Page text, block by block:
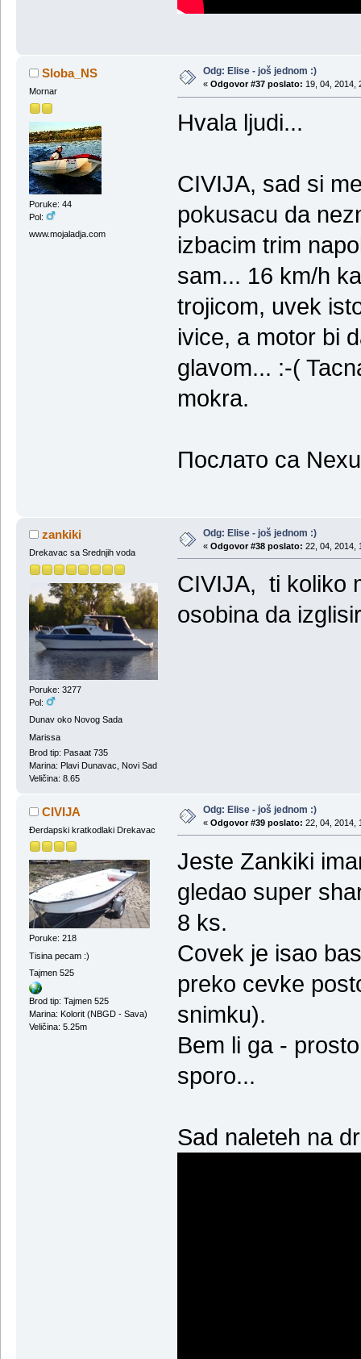
Sloba_NS
Mornar
Poruke: 44
Pol:
www.mojaladja.com
Odg: Elise - još jednom :)
« Odgovor #37 poslato: 19, 04, 2014,
Hvala ljudi...
CIVIJA, sad si
pokusacu da
izbacim trim
sam... 16 km/h
trojicom, uvek
ivice, a motor bi
glavom... :-(
mokra.
Послато са
zankiki
Drekavac sa Srednjih voda
Poruke: 3277
Pol:
Dunav oko Novog Sada
Marissa
Brod tip: Pasaat 735
Marina: Plavi Dunavac, Novi Sad
Veličina: 8.65
Odg: Elise - još jednom :)
« Odgovor #38 poslato: 22, 04, 2014,
CIVIJA, ti koliko
osobina da
CIVIJA
Đerdapski kratkodlaki Drekavac
Poruke: 218
Tisina pecam :)
Tajmen 525
Brod tip: Tajmen 525
Marina: Kolorit (NBGD - Sava)
Veličina: 5.25m
Odg: Elise - još jednom :)
« Odgovor #39 poslato: 22, 04, 2014,
Jeste Zankiki
gledao super
8 ks.
Covek je isao
preko cevke
snimku).
Bem li ga -
sporo...
Sad naleteh na